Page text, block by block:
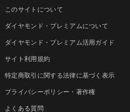
このサイトについて
ダイヤモンド・プレミアムについて
ダイヤモンド・プレミアム活用ガイド
サイト利用規約
特定商取引に関する法律に基づく表示
プライバシーポリシー・著作権
よくある質問